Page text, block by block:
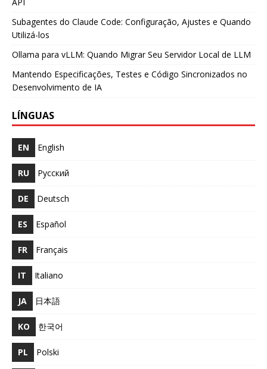
Subagentes do Claude Code: Configuração, Ajustes e Quando
Utilizá-los
Ollama para vLLM: Quando Migrar Seu Servidor Local de LLM
Mantendo Especificações, Testes e Código Sincronizados no
Desenvolvimento de IA
LÍNGUAS
EN English
RU Русский
DE Deutsch
ES Español
FR Français
IT Italiano
JA 日本語
KO 한국어
PL Polski